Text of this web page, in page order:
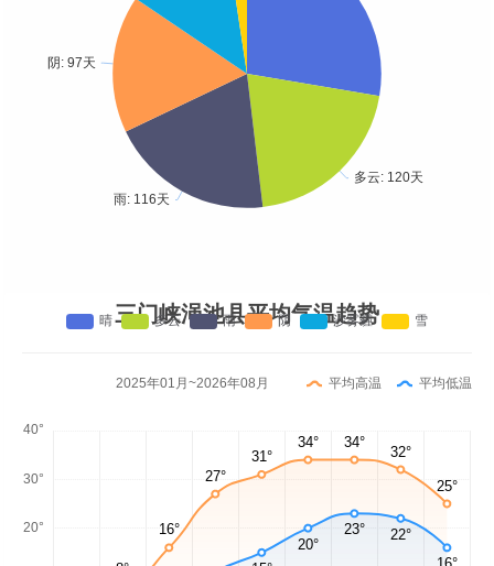
三门峡渑池县平均气温趋势
2025年01月~2026年08月 平均高温 平均低温